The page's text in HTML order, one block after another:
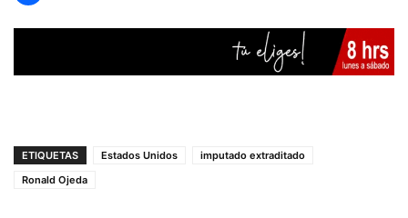
ETIQUETAS Estados Unidos
imputado extraditado
Ronald Ojeda